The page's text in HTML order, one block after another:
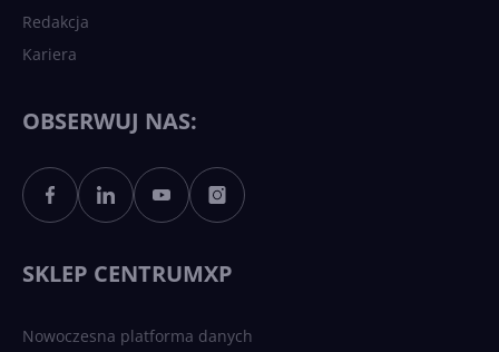
Sztuczna inteligencja po
polsku. Dość barier
Redakcja
Kariera
OBSERWUJ NAS:
SKLEP CENTRUMXP
Nowoczesna platforma danych